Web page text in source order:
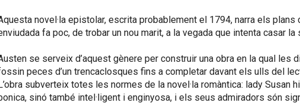
novel·la epistolar, escrita probablement el 1794, narra els plans
fa poc, de trobar un nou marit, a la vegada que intenta casar
se serveix d’aquest gènere per construir una obra en la qual les
peces d’un trencaclosques fins a completar davant els ulls del
subverteix totes les normes de la novel·la romàntica: lady Susan
sinó també intel·ligent i enginyosa, i els seus admiradors són